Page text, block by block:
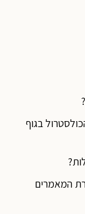
בגוף
המאמרים